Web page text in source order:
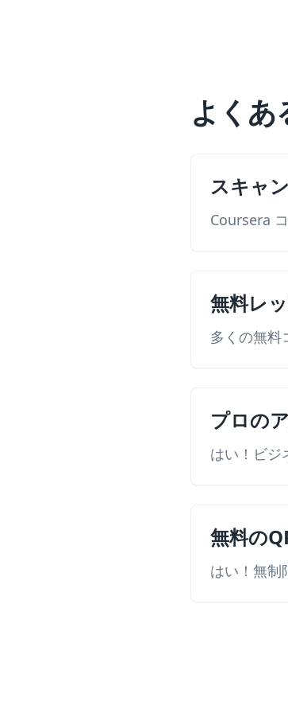
よくあ
スキャ
Coursera
無料レ
多くの無料
プロの
はい！ビジ
無料の
はい！無制